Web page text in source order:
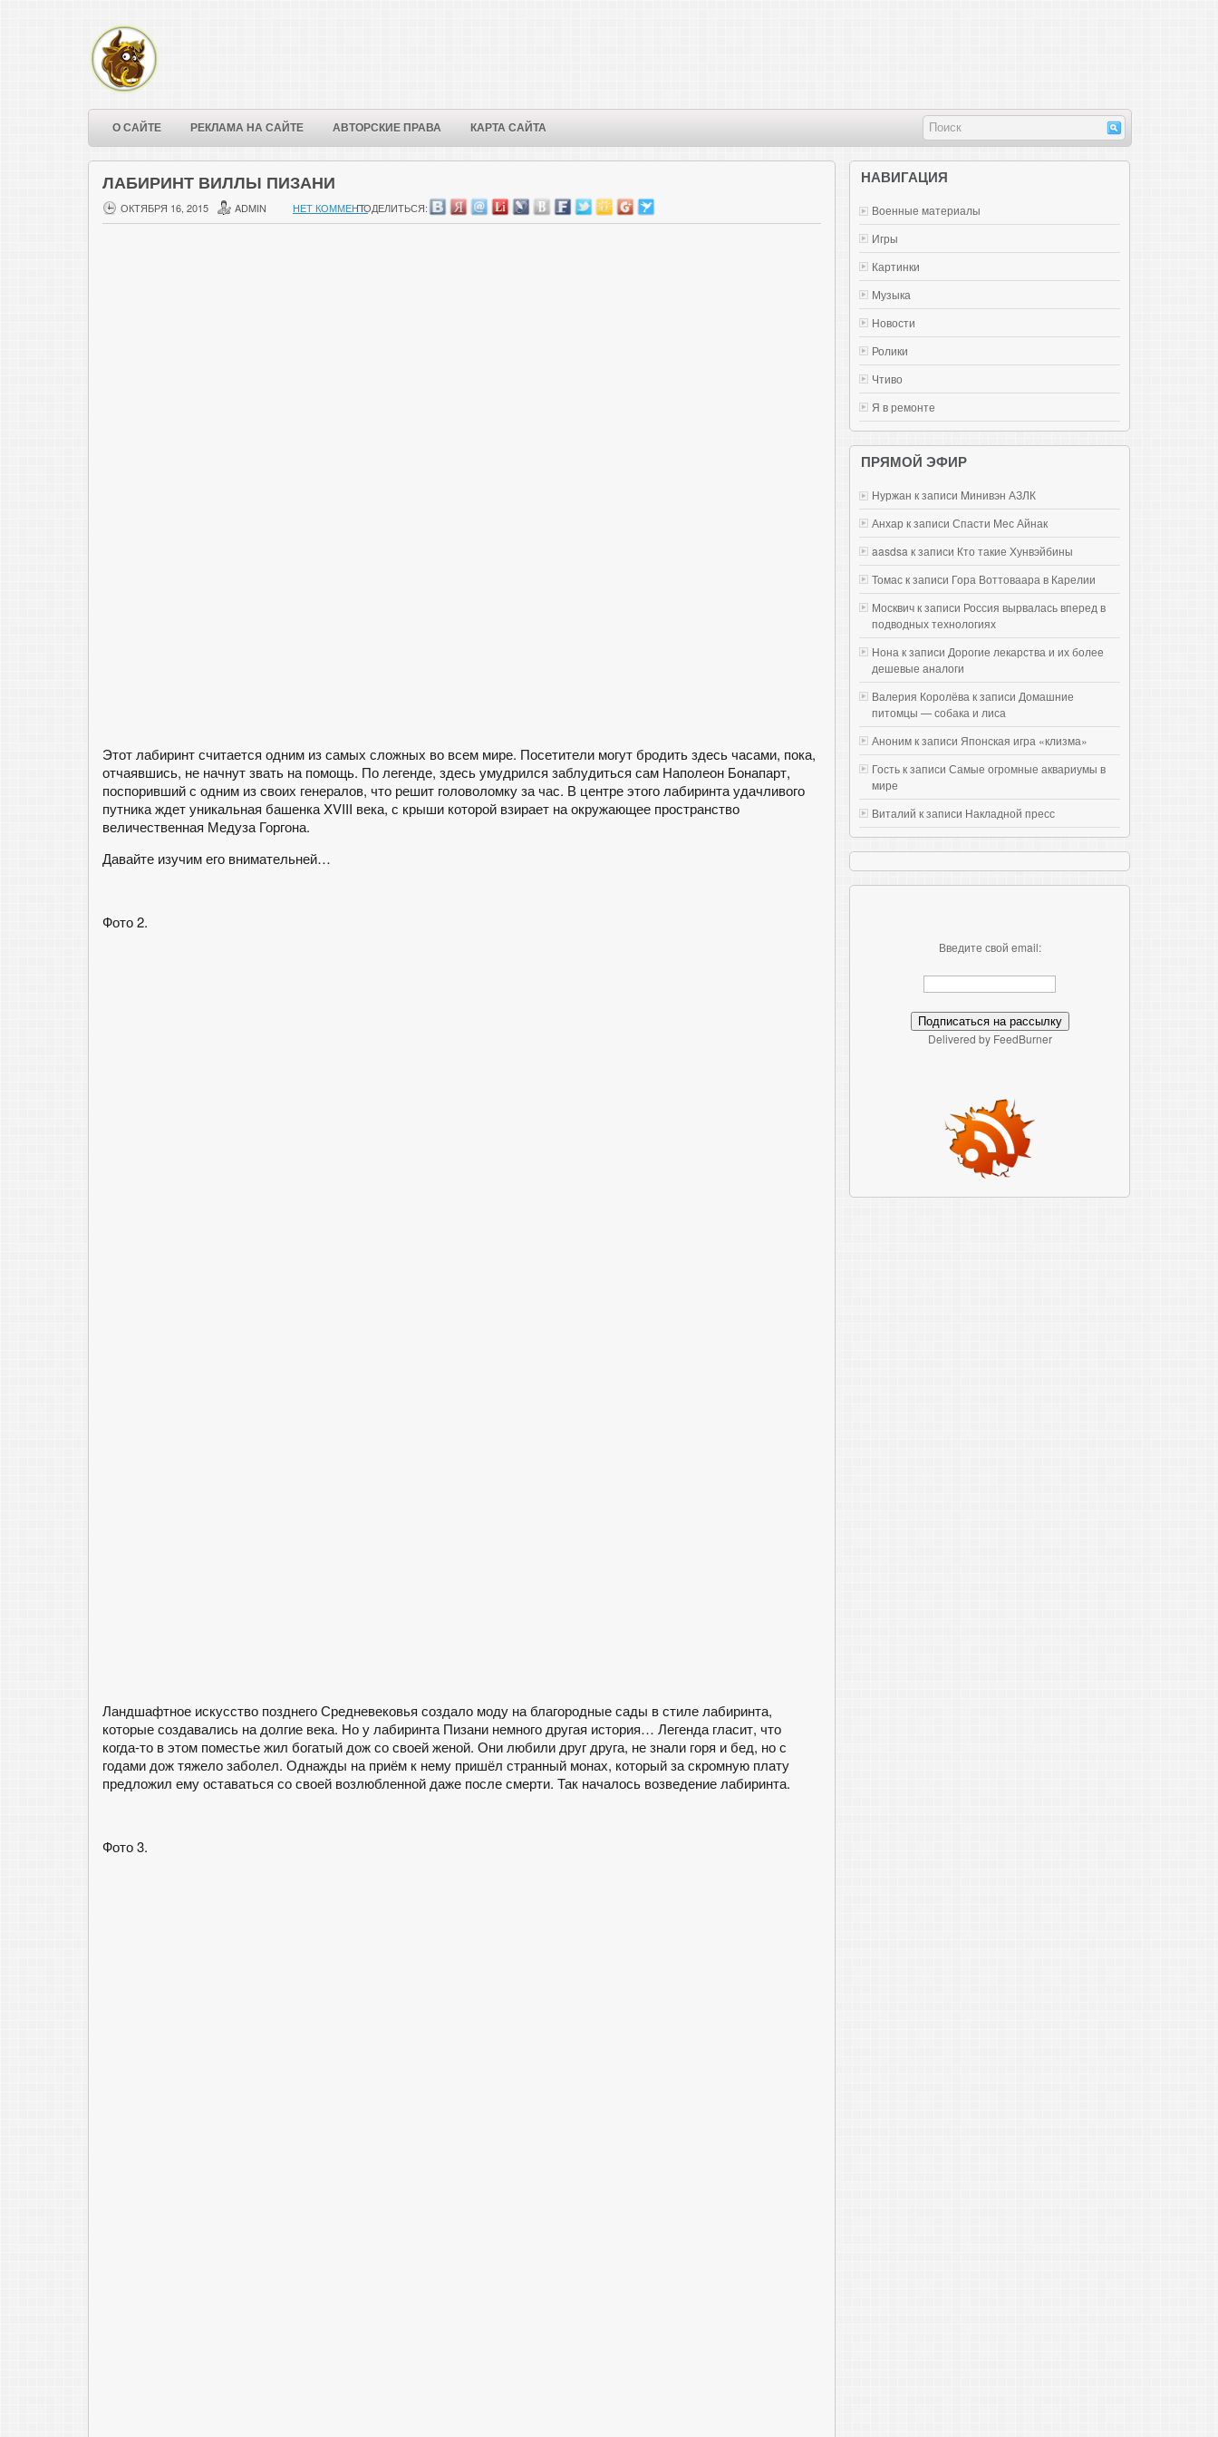
О САЙТЕ РЕКЛАМА НА САЙТЕ АВТОРСКИЕ ПРАВА КАРТА САЙТА
ЛАБИРИНТ ВИЛЛЫ ПИЗАНИ
ОКТЯБРЯ 16, 2015 ADMIN НЕТ КОММЕНТ.ПОДЕЛИТЬСЯ:
Этот лабиринт считается одним из самых сложных во всем мире. Посетители могут бродить здесь часами, пока,
отчаявшись, не начнут звать на помощь. По легенде, здесь умудрился заблудиться сам Наполеон Бонапарт,
поспоривший с одним из своих генералов, что решит головоломку за час. В центре этого лабиринта удачливого
путника ждет уникальная башенка XVIII века, с крыши которой взирает на окружающее пространство
величественная Медуза Горгона.
Давайте изучим его внимательней…
Фото 2.
Ландшафтное искусство позднего Средневековья создало моду на благородные сады в стиле лабиринта,
которые создавались на долгие века. Но у лабиринта Пизани немного другая история… Легенда гласит, что
когда-то в этом поместье жил богатый дож со своей женой. Они любили друг друга, не знали горя и бед, но с
годами дож тяжело заболел. Однажды на приём к нему пришёл странный монах, который за скромную плату
предложил ему оставаться со своей возлюбленной даже после смерти. Так началось возведение лабиринта.
Фото 3.
НАВИГАЦИЯ
Военные материалы
Игры
Картинки
Музыка
Новости
Ролики
Чтиво
Я в ремонте
ПРЯМОЙ ЭФИР
Нуржан к записи Mинивэн АЗЛК
Анхар к записи Спасти Мес Айнак
aasdsa к записи Кто такие Хунвэйбины
Томас к записи Гора Воттоваара в Карелии
Москвич к записи Россия вырвалась вперед в
подводных технологиях
Нона к записи Дорогие лекарства и их более
дешевые аналоги
Валерия Королёва к записи Домашние
питомцы — собака и лиса
Аноним к записи Японская игра «клизма»
Гость к записи Самые огромные аквариумы в
мире
Виталий к записи Накладной пресс
Введите свой email:
Delivered by FeedBurner